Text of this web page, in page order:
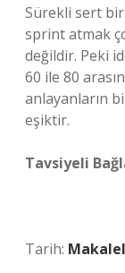
Sürekli sert
sprint atmak
değildir. Peki
60 ile 80
anlayanların
eşiktir.
Tavsiyeli
Tarih: